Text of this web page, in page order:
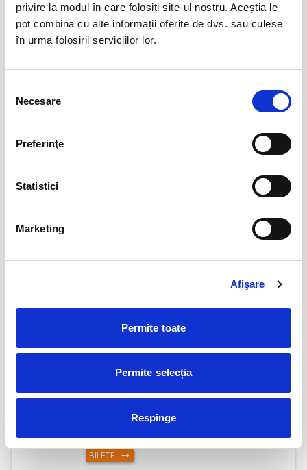
privire la modul în care folosiți site-ul nostru. Aceștia le
pot combina cu alte informații oferite de dvs. sau culese
în urma folosirii serviciilor lor.
consimțământului
Necesare
Preferinţe
Statistici
Marketing
Afişare
Permite toate
Permite selecția
Respinge
iun
08
03
Parking FC Вacau
Bacau
Abonamente Politehnica Timisoara
Timisoara
BILETE